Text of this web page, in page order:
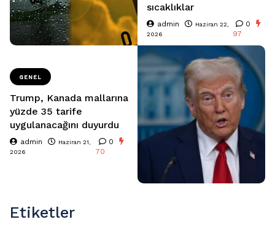
sıcaklıklar
admin
Haziran 22,
2026
0
97
GENEL
Trump, Kanada mallarına
yüzde 35 tarife
uygulanacağını duyurdu
admin
Haziran 21,
2026
0
70
Etiketler